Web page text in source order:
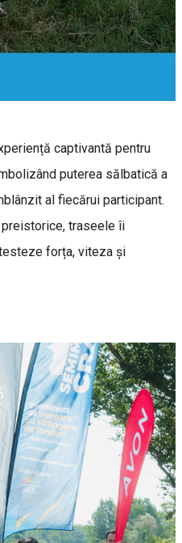
captivantă pentru
puterea sălbatică a
al fiecărui participant.
traseele îi
forța, viteza și